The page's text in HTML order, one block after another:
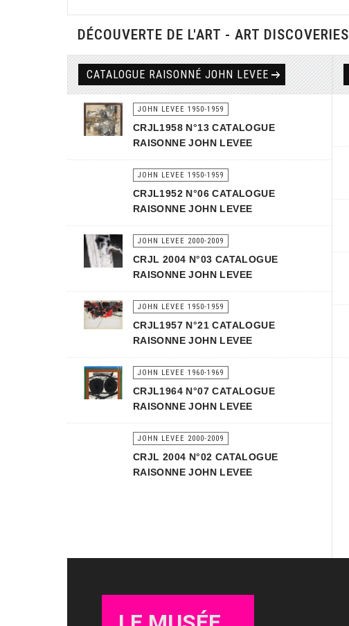
DÉCOUVERTE DE L'ART - ART DISCOVERIES
CATALOGUE RAISONNÉ JOHN LEVEE
JOHN LEVEE 1950-1959
CRJL1958 N°13 CATALOGUE
RAISONNE JOHN LEVEE
JOHN LEVEE 1950-1959
CRJL1952 N°06 CATALOGUE
RAISONNE JOHN LEVEE
JOHN LEVEE 2000-2009
CRJL 2004 N°03 CATALOGUE
RAISONNE JOHN LEVEE
JOHN LEVEE 1950-1959
CRJL1957 N°21 CATALOGUE
RAISONNE JOHN LEVEE
JOHN LEVEE 1960-1969
CRJL1964 N°07 CATALOGUE
RAISONNE JOHN LEVEE
JOHN LEVEE 2000-2009
CRJL 2004 N°02 CATALOGUE
RAISONNE JOHN LEVEE